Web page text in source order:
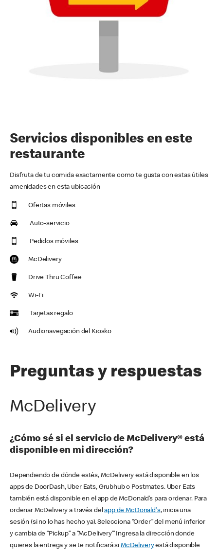
Servicios disponibles en este
restaurante
Disfruta de tu comida exactamente como te gusta con estas útiles
amenidades en esta ubicación
Ofertas móviles
Auto-servicio
Pedidos móviles
McDelivery
Drive Thru Coffee
Wi-Fi
Tarjetas regalo
Audionavegación del Kiosko
Preguntas y respuestas
McDelivery
¿Cómo sé si el servicio de McDelivery® está
disponible en mi dirección?
Dependiendo de dónde estés, McDelivery está disponible en los
apps de DoorDash, Uber Eats, Grubhub o Postmates. Uber Eats
también está disponible en el app de McDonald’s para ordenar. Para
ordenar McDelivery a través delapp de McDonald's, inicia una
sesión (si no lo has hecho ya). Selecciona “Order” del menú inferior
y cambia de “Pickup” a “McDelivery’” Ingresa la dirección donde
quieres la entrega y se te notificará si McDeliveryestá disponible